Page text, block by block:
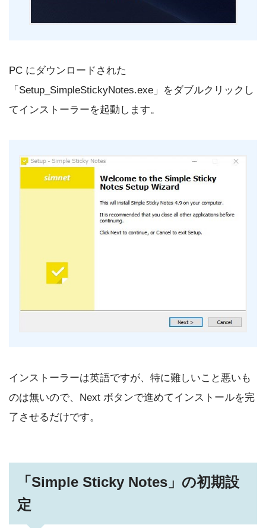
PC にダウンロードされた
「Setup_SimpleStickyNotes.exe」をダブルクリックし
てインストーラーを起動します。
インストーラーは英語ですが、特に難しいこと悪いも
のは無いので、Next ボタンで進めてインストールを完
了させるだけです。
「Simple Sticky Notes」の初期設
定